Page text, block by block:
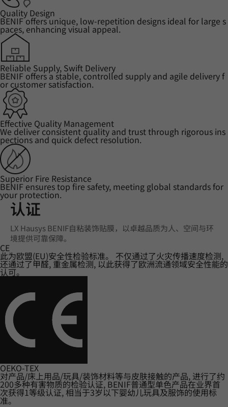
Quality Design
BENIF offers unique, low-repetition designs ideal for large s
paces, enhancing visual appeal.
Reliable Supply, Swift Delivery
BENIF offers a stable, controlled supply and agile delivery f
or customer satisfaction.
Effective Quality Management
We deliver consistent quality and trust through rigorous ins
pections and quick defect resolution.
Superior Fire Resistance
BENIF ensures top fire safety, meeting global standards for
your protection.
认证
LX Hausys BENIF自粘装饰贴膜，以卓越品质为人、空间与环
境提供可靠保障。
CE
此为欧盟(EU)安全性检验标准。 不仅通过了火灾传播速度检测,
还通过了甲醛, 重金属检测, 以此获得了欧洲流通领域安全性能的
认可。
OEKO-TEX
对产品/床上用品/玩具/装饰材料等与皮肤接触的产品, 进行了约
200多种有害物质的检验认证, BENIF普通型单色产品在业界首
次获得1等级认证, 相当于3岁以下婴幼儿玩具及服饰的使用标
准。